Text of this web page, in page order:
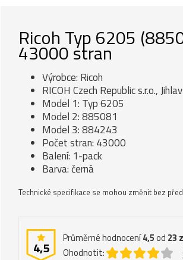
Ricoh Typ 6205
43000 stran
Výrobce: Ricoh
RICOH Czech Republic s.r.o.,
Model 1: Typ 6205
Model 2: 885081
Model 3: 884243
Počet stran: 43000
Balení: 1-pack
Barva: černá
Technické specifikace se mohou změnit bez
4,5
Průměrné hodnocení4,5od 23
Ohodnotit: